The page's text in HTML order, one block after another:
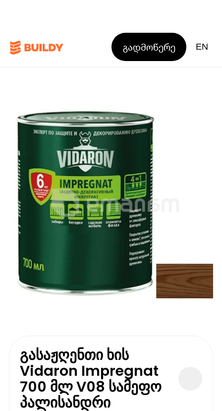
გადმოწერე EN
გასაჟღენთი ხის
Vidaron Impregnat
700 მლ V08 სამეფო
პალისანდრი